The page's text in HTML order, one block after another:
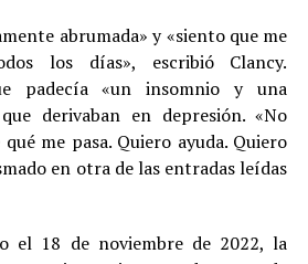
abrumada» y «siento que me
los días», escribió Clancy.
padecía «un insomnio y una
derivaban en depresión. «No
me pasa. Quiero ayuda. Quiero
en otra de las entradas leídas
el 18 de noviembre de 2022, la